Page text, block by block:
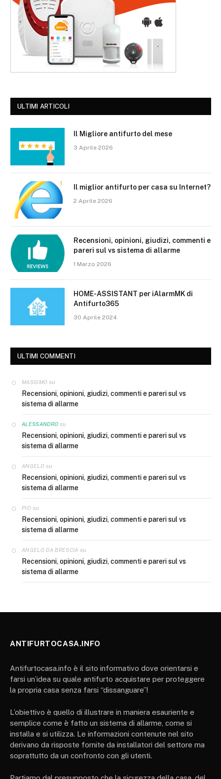
ULTIMI ARTICOLI
Il Migliore antifurto del mese
3 Aprile 2026
Il miglior antifurto per casa su Internet?
2 Aprile 2026
Recensioni, opinioni, giudizi, commenti e
pareri sul vs sistema di allarme
1 Marzo 2026
HOME-ASSISTANT per iAlarmMK di
Antifurto365
30 Aprile 2024
ULTIMI COMMENTI
MASSIMO su
Recensioni, opinioni, giudizi, commenti e pareri sul vs
sistema di allarme
ALESSANDRO su
Recensioni, opinioni, giudizi, commenti e pareri sul vs
sistema di allarme
ANGELO su
Recensioni, opinioni, giudizi, commenti e pareri sul vs
sistema di allarme
PIO su
Recensioni, opinioni, giudizi, commenti e pareri sul vs
sistema di allarme
ANGELO DA BRESCIA su
Recensioni, opinioni, giudizi, commenti e pareri sul vs
sistema di allarme
ANTIFURTOCASA.INFO
Antifurtocasa.info è il sito informativo dove orientarsi e
farsi un’idea su quale antifurto acquistare per proteggere
la propria casa senza farsi “dissanguare”!
L’obiettivo è quello di illustrare in maniera esauriente e
semplice come è fatto un sistema di allarme, come si
installa e si utilizza. Le informazioni contenute nel sito
derivano da risposte fornite da installatori del settore ma
soprattutto da un confronto con gli utenti.